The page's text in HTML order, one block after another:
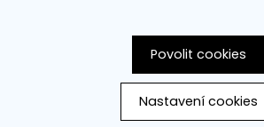
Povolit cookies
Nastavení cookies
Vytvořila společnostPS